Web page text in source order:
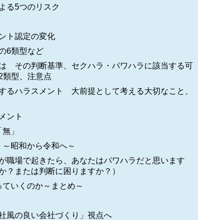
る5つのリスク
ト認定の変化
6類型など
その判断基準、セクハラ・パワハラに該当する可
類型、注意点
るハラスメント 大前提として考える大切なこと、
ント
」
昭和から令和へ～
職場で起きたら、あなたはパワハラだと思います
？または判断に困りますか？）
いくのか～まとめ～
風の良い会社づくり」視点へ